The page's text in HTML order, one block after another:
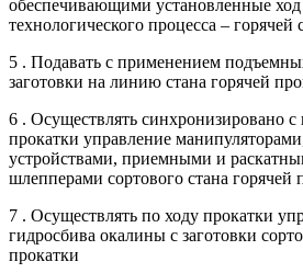
обеспечивающими установленные
технологического процесса – горячей
5 . Подавать с применением
заготовки на линию стана горячей
6 . Осуществлять синхронизировано
прокатки управление
устройствами, приемными и
шлепперами сортового стана горячей
7 . Осуществлять по ходу прокатки
гидросбива окалины с заготовки
прокатки